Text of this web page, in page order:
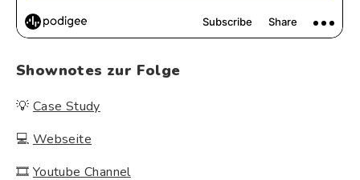
Shownotes zur Folge
💡Case Study
💻Webseite
🎞Youtube Channel